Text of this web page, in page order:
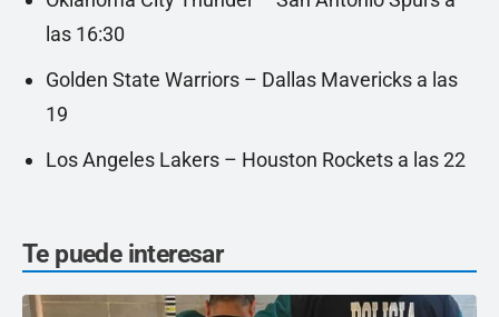
las 16:30
Golden State Warriors – Dallas Mavericks a las
19
Los Angeles Lakers – Houston Rockets a las 22
Te puede interesar